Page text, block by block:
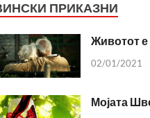
ПРИКАЗНИ
Животот е
02/01/2021
Мојата